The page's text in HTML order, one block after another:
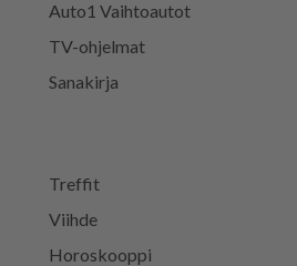
Treffit
Viihde
Horoskooppi
Auto1 Vaihtoautot
TV-ohjelmat
Sanakirja